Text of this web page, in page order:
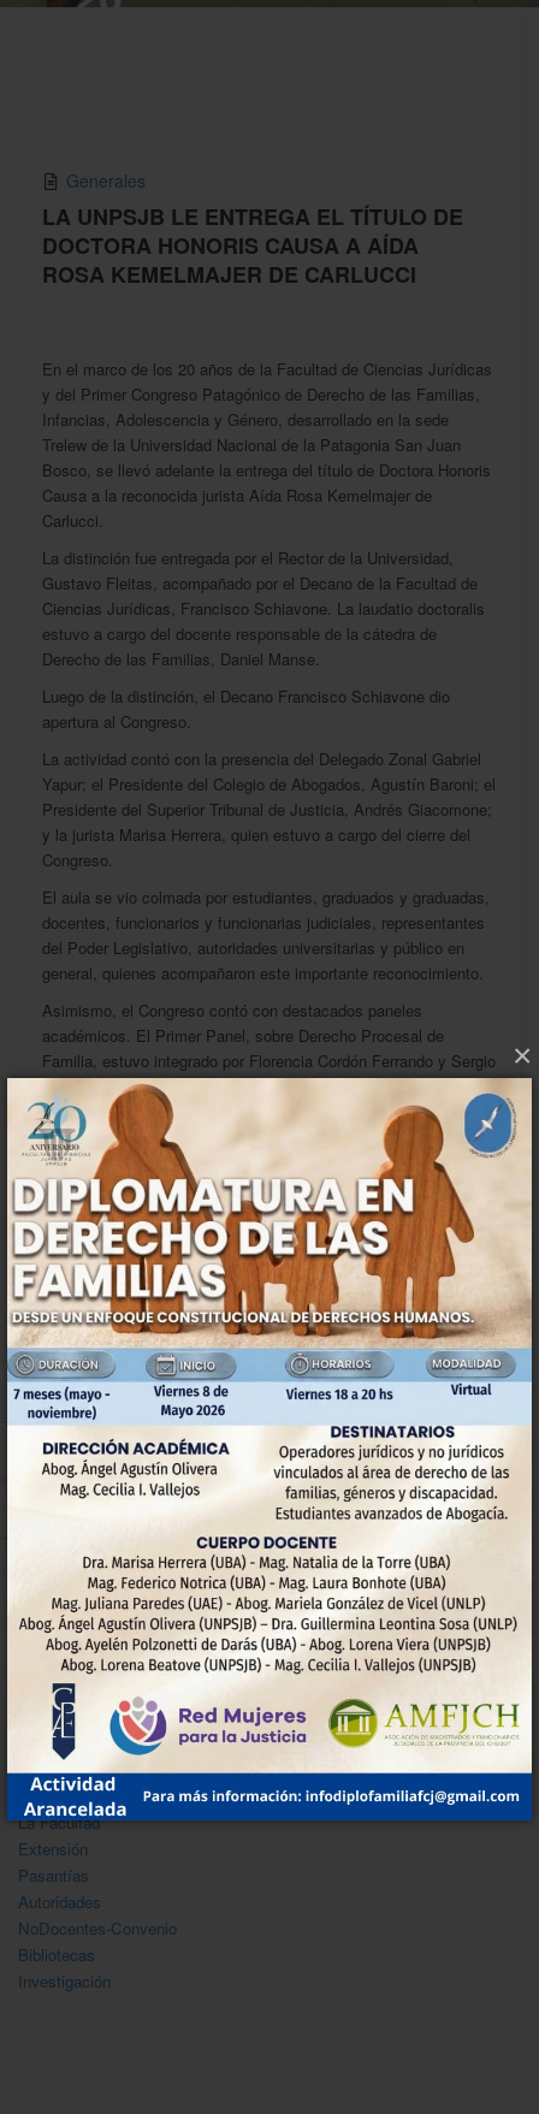
×
Generales
LA UNPSJB LE ENTREGA EL TÍTULO DE
DOCTORA HONORIS CAUSA A AÍDA
ROSA KEMELMAJER DE CARLUCCI
En el marco de los 20 años de la Facultad de Ciencias Jurídicas
y del Primer Congreso Patagónico de Derecho de las Familias,
Infancias, Adolescencia y Género, desarrollado en la sede
Trelew de la Universidad Nacional de la Patagonia San Juan
Bosco, se llevó adelante la entrega del título de Doctora Honoris
Causa a la reconocida jurista Aída Rosa Kemelmajer de
Carlucci.
La distinción fue entregada por el Rector de la Universidad,
Gustavo Fleitas, acompañado por el Decano de la Facultad de
Ciencias Jurídicas, Francisco Schiavone. La laudatio doctoralis
estuvo a cargo del docente responsable de la cátedra de
Derecho de las Familias, Daniel Manse.
Luego de la distinción, el Decano Francisco Schiavone dio
apertura al Congreso.
La actividad contó con la presencia del Delegado Zonal Gabriel
Yapur; el Presidente del Colegio de Abogados, Agustín Baroni; el
Presidente del Superior Tribunal de Justicia, Andrés Giacomone;
y la jurista Marisa Herrera, quien estuvo a cargo del cierre del
Congreso.
El aula se vio colmada por estudiantes, graduados y graduadas,
docentes, funcionarios y funcionarias judiciales, representantes
del Poder Legislativo, autoridades universitarias y público en
general, quienes acompañaron este importante reconocimiento.
Asimismo, el Congreso contó con destacados paneles
académicos. El Primer Panel, sobre Derecho Procesal de
Familia, estuvo integrado por Florencia Cordón Ferrando y Sergio
Lucero, con la moderación de Florencia Cesari. El Segundo
Panel, referido a Salud Mental y Discapacidad, contó con las
exposiciones de Vanina Botta y Patricio Cosentino, bajo la
moderación de Karina Lanza. El Tercer Panel abordó los Daños
en las Relaciones de Familia y estuvo conformado por Mario
Luis Vivas y Julián Jalil, siendo moderado por Mariela Panigadi.
Por su parte, el Cuarto Panel, sobre Violencia Familiar o por
Motivos de Género, estuvo integrado por Mariana Ripa y Daniel
Manse, con la moderación de Camila Velasco. Finalmente, el
cierre del Congreso estuvo a cargo de Marisa Herrera, con la
moderación de Daniel Manse.
La entrega constituyó un momento histórico para la comunidad
universitaria y para toda la región patagónica, reafirmando el
compromiso de la UNPSJB con la excelencia académica, el
pensamiento jurídico crítico y la promoción de los derechos
humanos.
INSTITUCIONAL
La Facultad
Extensión
Pasantías
Autoridades
NoDocentes-Convenio
Bibliotecas
Investigación